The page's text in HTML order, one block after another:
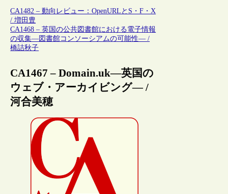
CA1482 – 動向レビュー：OpenURLとS・F・X
/ 増田豊
CA1468 – 英国の公共図書館における電子情報
の収集―図書館コンソーシアムの可能性― /
橋詰秋子
CA1467 – Domain.uk―英国の
ウェブ・アーカイビング― /
河合美穂